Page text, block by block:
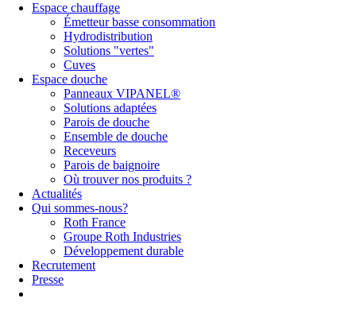
Espace chauffage
Émetteur basse consommation
Hydrodistribution
Solutions "vertes"
Cuves
Espace douche
Panneaux VIPANEL®
Solutions adaptées
Parois de douche
Ensemble de douche
Receveurs
Parois de baignoire
Où trouver nos produits ?
Actualités
Qui sommes-nous?
Roth France
Groupe Roth Industries
Développement durable
Recrutement
Presse